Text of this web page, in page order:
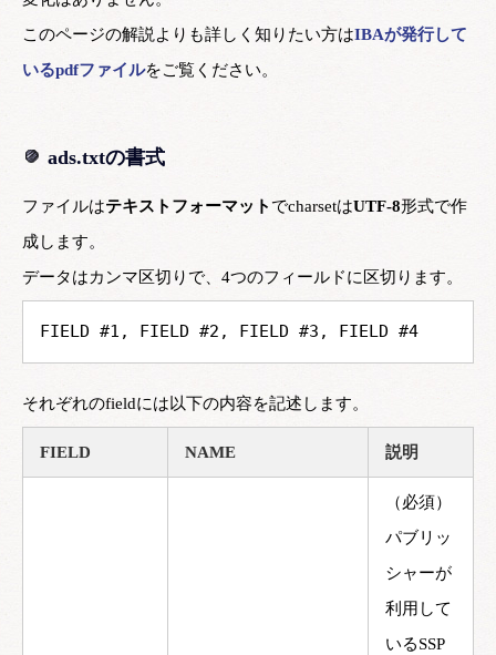
このページの解説よりも詳しく知りたい方はIBAが発行して
いるpdfファイルをご覧ください。
ads.txtの書式
ファイルはテキストフォーマットでcharsetはUTF-8形式で作
成します。
データはカンマ区切りで、4つのフィールドに区切ります。
FIELD #1, FIELD #2, FIELD #3, FIELD #4
それぞれのfieldには以下の内容を記述します。
FIELD NAME 説明
（必須）
パブリッ
シャーが
利用して
いるSSP